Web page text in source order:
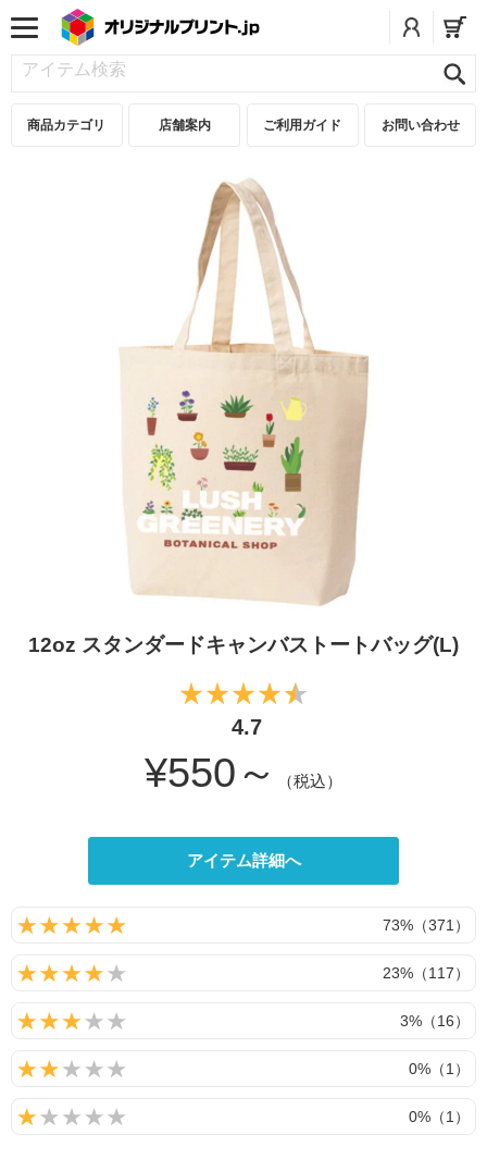
商品カテゴリ 店舗案内 ご利用ガイド お問い合わせ
12oz スタンダードキャンバストートバッグ(L)
4.7
¥550～ （税込）
アイテム詳細へ
73%（371）
23%（117）
3%（16）
0%（1）
0%（1）